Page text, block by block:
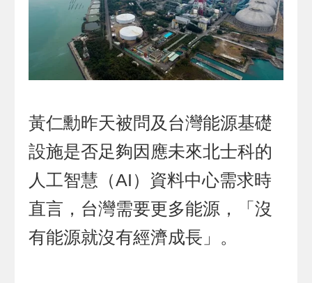
黃仁勳昨天被問及台灣能源基礎
設施是否足夠因應未來北士科的
人工智慧（AI）資料中心需求時
直言，台灣需要更多能源，「沒
有能源就沒有經濟成長」。